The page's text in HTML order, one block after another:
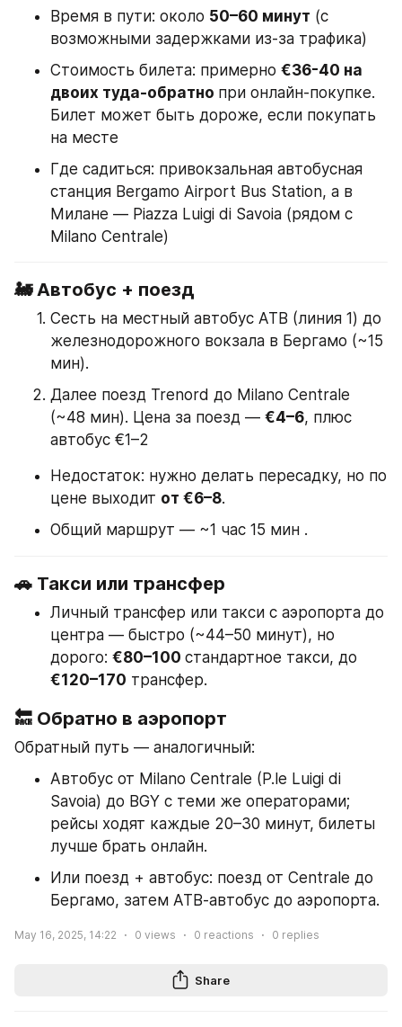
Время в пути: около 50–60 минут (с
возможными задержками из‑за трафика)
Стоимость билета: примерно €36-40 на
двоих туда-обратно при онлайн-покупке.
Билет может быть дороже, если покупать
на месте
Где садиться: привокзальная автобусная
станция Bergamo Airport Bus Station, а в
Милане — Piazza Luigi di Savoia (рядом с
Milano Centrale)
🚂 Автобус + поезд
Сесть на местный автобус ATB (линия 1) до
железнодорожного вокзала в Бергамо (~15
мин).
Далее поезд Trenord до Milano Centrale
(~48 мин). Цена за поезд — €4–6, плюс
автобус €1–2
Недостаток: нужно делать пересадку, но по
цене выходит от €6–8.
Общий маршрут — ~1 час 15 мин .
🚗 Такси или трансфер
Личный трансфер или такси с аэропорта до
центра — быстро (~44–50 минут), но
дорого: €80–100
€120–170 трансфер.
🔙 Обратно в аэропорт
Обратный путь — аналогичный:
Автобус от Milano Centrale (P.le Luigi di
Savoia) до BGY с теми же операторами;
рейсы ходят каждые 20–30 минут, билеты
лучше брать онлайн.
Или поезд + автобус: поезд от Centrale до
Бергамо, затем ATB‑автобус до аэропорта.
May 16, 2025, 14:22 0 views 0 reactions 0 replies
Share